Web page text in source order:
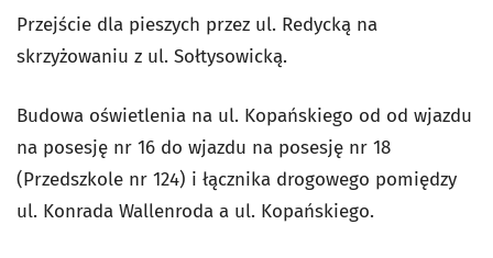
Przejście dla pieszych przez ul. Redycką na
skrzyżowaniu z ul. Sołtysowicką.
Budowa oświetlenia na ul. Kopańskiego od od wjazdu
na posesję nr 16 do wjazdu na posesję nr 18
(Przedszkole nr 124) i łącznika drogowego pomiędzy
ul. Konrada Wallenroda a ul. Kopańskiego.